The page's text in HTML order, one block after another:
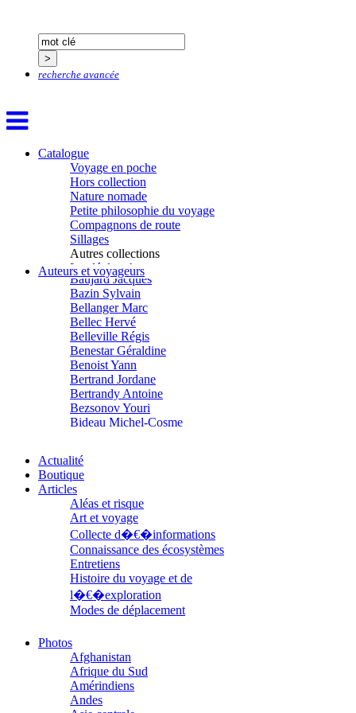
recherche avancée
Catalogue
Voyage en poche
Hors collection
Nature nomade
Petite philosophie du voyage
Compagnons de route
Sillages
Autres collections
La clé des champs
Chemins d’étoiles
Visions
Auteurs et voyageurs
Allaert Lodewijk
Allano Joël
Apprill Christophe
Béjanin Emmanuel
Bérard Géraldine
Baldit de Barral Siméon
Balen Noël
Balhi Jamel
Bardon Frédérique
Barnagaud Jean-Yves
Bastide Fabien
Baudin Julie
Baujard Jacques
Bazin Sylvain
Bellanger Marc
Bellec Hervé
Belleville Régis
Benestar Géraldine
Benoist Yann
Bertrand Jordane
Bertrandy Antoine
Bezsonov Youri
Bideau Michel-Cosme
Bluntzer Christophe
Bobin Mathieu
Boch Anne-Laure
Boch Julie
Boclet-Weller Robin
Boillot Henri
Bonnem Éric
Boudart Jean-Louis
Bougault Laurence
Boulnois Lucette
Bourgault Pierrick
Brossier Éric
Buchy Franck
Buffon Bertrand
Buiron Daphné
Busquet Gérard
Actualité
Boutique
Articles
Aléas et risque
Art et voyage
Collecte d�€�informations
Connaissance des écosystèmes
Entretiens
Histoire du voyage et de
l�€�exploration
Modes de déplacement
Parcours choisis
Patrimoine
Petite ethnographie
Portraits
Questions de survie
Réflexions
Photos
Afghanistan
Afrique du Sud
Amérindiens
Andes